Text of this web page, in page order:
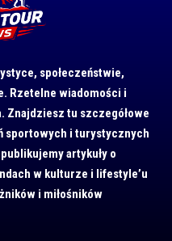
społeczeństwie,
Rzetelne wiadomości i
Znajdziesz tu szczegółowe
sportowych i turystycznych
artykuły o
w kulturze i lifestyle’u
i miłośników